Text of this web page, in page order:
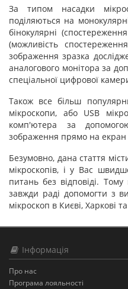
За типом насадки
поділяються на
бінокулярні
(можливість
зображення зразка
аналогового монітора за
спеціальної цифрової
Також все більш
мікроскопи, або USB
комп'ютера за
зображення прямо на
Безумовно, дана стаття
мікроскопів, і у Вас
питань без відповіді.
завжди раді допомогти з
мікроскоп в Києві, Харкові
Інформація
Про нас
Програма лояльності